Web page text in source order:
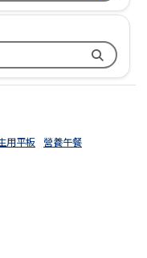
用平板 營養午餐